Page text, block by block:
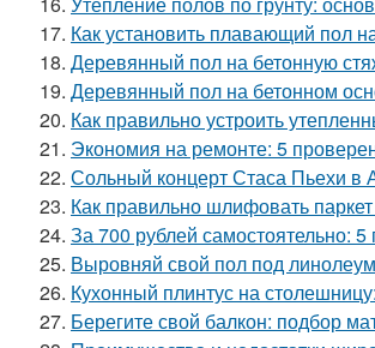
17. Как установить плавающий пол
18. Деревянный пол на бетонную
19. Деревянный пол на бетонном
20. Как правильно устроить
21. Экономия на ремонте: 5
22. Сольный концерт Стаса Пьехи в
23. Как правильно шлифовать
24. За 700 рублей самостоятельно: 5
25. Выровняй свой пол под
26. Кухонный плинтус на
27. Берегите свой балкон: подбор